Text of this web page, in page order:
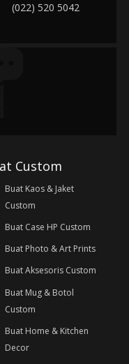
(022) 520 5042
Custom
Buat Kaos & Jaket
Custom
Buat Case HP Custom
Buat Photo & Art Prints
Buat Aksesoris Custom
Buat Mug & Botol
Custom
Buat Home & Kitchen
Decor